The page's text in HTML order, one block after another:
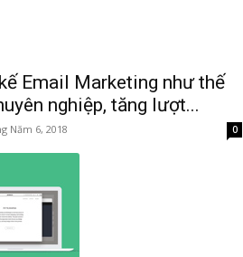
Email Marketing như thế
nghiệp, tăng lượt...
Năm 6, 2018 0